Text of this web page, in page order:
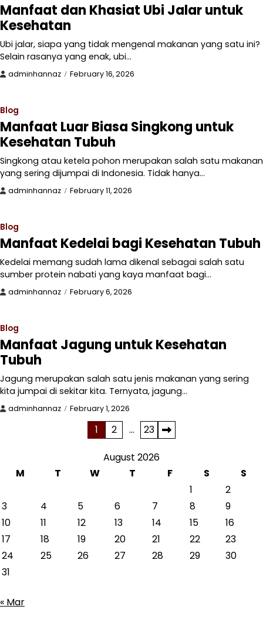
Manfaat dan Khasiat Ubi Jalar untuk
Kesehatan
Ubi jalar, siapa yang tidak mengenal makanan yang satu ini?
Selain rasanya yang enak, ubi…
adminhannaz February 16, 2026
Blog
Manfaat Luar Biasa Singkong untuk
Kesehatan Tubuh
Singkong atau ketela pohon merupakan salah satu makanan
yang sering dijumpai di Indonesia. Tidak hanya…
adminhannaz February 11, 2026
Blog
Manfaat Kedelai bagi Kesehatan Tubuh
Kedelai memang sudah lama dikenal sebagai salah satu
sumber protein nabati yang kaya manfaat bagi…
adminhannaz February 6, 2026
Blog
Manfaat Jagung untuk Kesehatan
Tubuh
Jagung merupakan salah satu jenis makanan yang sering
kita jumpai di sekitar kita. Ternyata, jagung…
adminhannaz February 1, 2026
1 2 … 23
August 2026
M
T W T F S
S
1
2
3
4 5 6 7 8
9
10
11 12 13 14 15
16
17
18 19 20 21 22
23
24
25 26 27 28 29
30
31
« Mar